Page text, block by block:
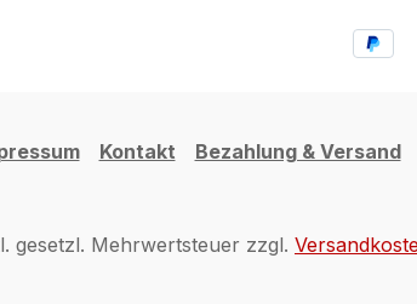
Kontakt Bezahlung & Versand
gesetzl. Mehrwertsteuer zzgl.